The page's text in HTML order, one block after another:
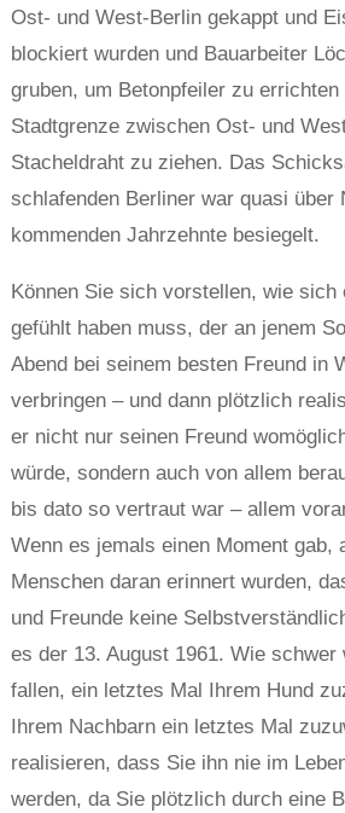
Ost- und West-Berlin gekappt und
blockiert wurden und Bauarbeiter
gruben, um Betonpfeiler zu errichten
Stadtgrenze zwischen Ost- und
Stacheldraht zu ziehen. Das
schlafenden Berliner war quasi über
kommenden Jahrzehnte besiegelt.
Können Sie sich vorstellen, wie sich
gefühlt haben muss, der an jenem
Abend bei seinem besten Freund in
verbringen – und dann plötzlich
er nicht nur seinen Freund
würde, sondern auch von allem
bis dato so vertraut war – allem
Wenn es jemals einen Moment gab,
Menschen daran erinnert wurden,
und Freunde keine
es der 13. August 1961. Wie schwer
fallen, ein letztes Mal Ihrem Hund
Ihrem Nachbarn ein letztes Mal
realisieren, dass Sie ihn nie im
werden, da Sie plötzlich durch eine